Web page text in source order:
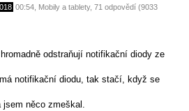
00:54 Mobily a tablety, 71 odpovědí (9033
odstraňují notifikační diody ze
notifikační diodu, tak stačí, když se
něco zmeškal.